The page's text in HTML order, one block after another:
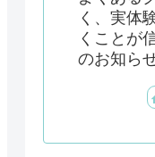
く、実体
くことが
のお知ら